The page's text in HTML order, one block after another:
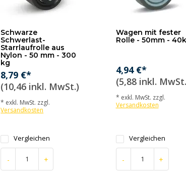
Schwarze
Schwerlast-
Starrlaufrolle aus
Nylon - 50 mm - 300
kg
8,79 €*
(10,46 inkl. MwSt.)
* exkl. MwSt. zzgl.
Versandkosten
Vergleichen
- +
Wagen mit fester
Rolle - 50mm -
4,94 €*
(5,88 inkl.
* exkl. MwSt. zzgl.
Versandkosten
Vergleichen
- +